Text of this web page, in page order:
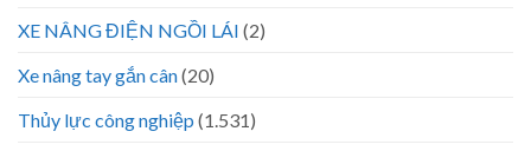
XE NÂNG ĐIỆN NGỒI LÁI (2)
Xe nâng tay gắn cân(20)
Thủy lực công nghiệp (1.531)